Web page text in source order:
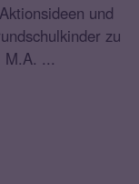
und
zu
M.A. ...